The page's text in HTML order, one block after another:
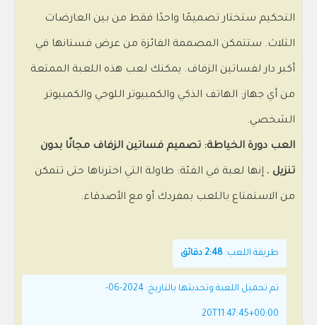
التحكيم ستختار تصميمًا واحدًا فقط من بين العارضات
الثلاث. ستتمكن المصممة الفائزة من عرض فستانها في
أكبر دار لفساتين الزفاف. يمكنك لعب هذه اللعبة الممتعة
من أي جهاز: الهاتف الذكي والكمبيوتر اللوحي والكمبيوتر
الشخصي.
العب دورة الخياطة: تصميم فساتين الزفاف مجانًا بدون
تنزيل ، إنها لعبة في الفئة: طاولة التي اخترناها حتى تتمكن
من الاستمتاع باللعب بمفردك أو مع الأصدقاء.
طريقة اللعب: 2:48 دقائق
تم تحميل اللعبة وتحديثها بالتاريخ: 2024-06-
20T11:47:45+00:00